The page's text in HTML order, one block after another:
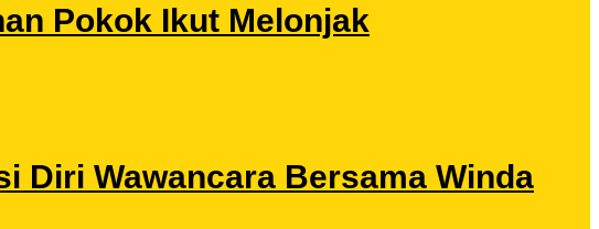
Pokok Ikut Melonjak
Diri Wawancara Bersama Winda